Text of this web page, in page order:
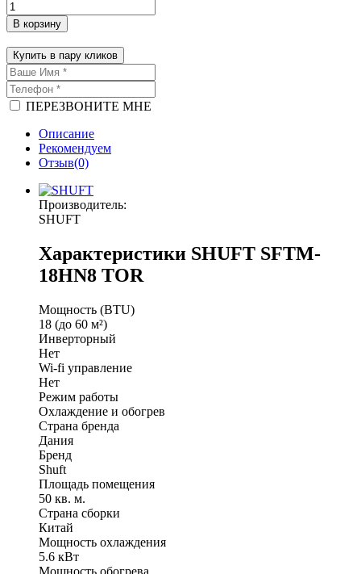
В корзину
Купить в пару кликов
ПЕРЕЗВОНИТЕ МНЕ
Описание
Рекомендуем
Отзыв(0)
Производитель:
SHUFT
Характеристики SHUFT SFTM-
18HN8 TOR
Мощность (BTU)
18 (до 60 м²)
Инверторный
Нет
Wi-fi управление
Нет
Режим работы
Охлаждение и обогрев
Страна бренда
Дания
Бренд
Shuft
Площадь помещения
50 кв. м.
Страна сборки
Китай
Мощность охлаждения
5.6 кВт
Мощность обогрева